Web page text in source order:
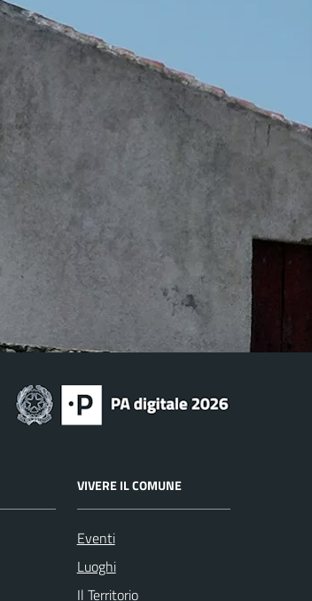
VIVERE IL COMUNE
Eventi
Luoghi
Il Territorio